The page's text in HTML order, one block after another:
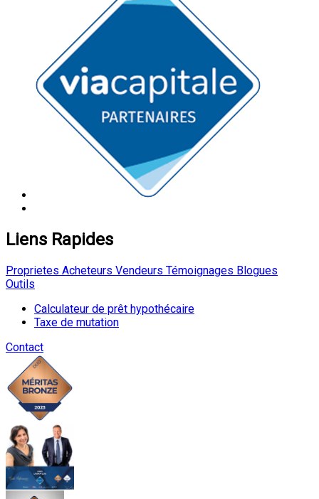
Liens Rapides
Proprietes Acheteurs Vendeurs Témoignages Blogues
Outils
Calculateur de prêt hypothécaire
Taxe de mutation
Contact